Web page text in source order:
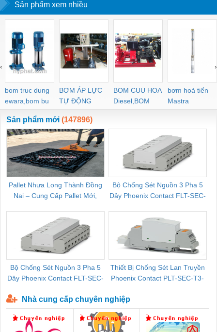
Sản phẩm xem nhiều
bom truc dung
ewara,bom bu
ewara
BƠM ÁP LỰC
TỰ ĐỘNG
BOM CUU HOA
Diesel,BOM
CHUA CHAY
bơm hoả tiển
Mastra
‹ ›
Sản phẩm mới (147896)
Pallet Nhựa Long Thành Đồng
Nai – Cung Cấp Pallet Mới,
Bộ Chống Sét Nguồn 3 Pha 5
Dây Phoenix Contact FLT-SEC-
Bộ Chống Sét Nguồn 3 Pha 5
Dây Phoenix Contact FLT-SEC-
Thiết Bị Chống Sét Lan Truyền
Phoenix Contact PLT-SEC-T3-
Nhà cung cấp chuyên nghiệp